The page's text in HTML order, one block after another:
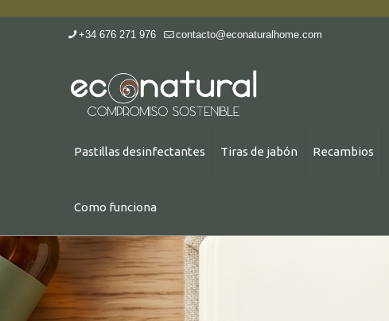
+34 676 271 976 contacto@econaturalhome.com
Pastillas desinfectantes Tiras de jabón Recambios
Como funciona